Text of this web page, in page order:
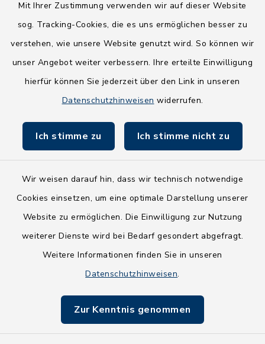
Mit Ihrer Zustimmung verwenden wir auf dieser Website
sog. Tracking-Cookies, die es uns ermöglichen besser zu
verstehen, wie unsere Website genutzt wird. So können wir
unser Angebot weiter verbessern. Ihre erteilte Einwilligung
hierfür können Sie jederzeit über den Link in unseren
Datenschutzhinweisen widerrufen.
Ich stimme zu Ich stimme nicht zu
Wir weisen darauf hin, dass wir technisch notwendige
Cookies einsetzen, um eine optimale Darstellung unserer
Website zu ermöglichen. Die Einwilligung zur Nutzung
weiterer Dienste wird bei Bedarf gesondert abgefragt.
Weitere Informationen finden Sie in unseren
Datenschutzhinweisen.
Zur Kenntnis genommen
Kreis Segeberg
NEU! Amtsbroschüre 2026
Holsteiner Auenland
Fundbüro
Barrierefreiheit
Impressum